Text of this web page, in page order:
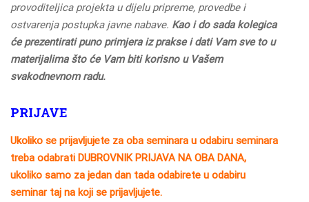
provoditeljica projekta u dijelu pripreme, provedbe i
ostvarenja postupka javne nabave. Kao i do sada kolegica
će prezentirati puno primjera iz prakse i dati Vam sve to u
materijalima što će Vam biti korisno u Vašem
svakodnevnom radu.
PRIJAVE
Ukoliko se prijavljujete za oba seminara u odabiru seminara
treba odabrati DUBROVNIK PRIJAVA NA OBA DANA,
ukoliko samo za jedan dan tada odabirete u odabiru
seminar taj na koji se prijavljujete.